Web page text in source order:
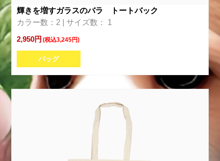
輝きを増すガラスのバラ トートバック
カラー数：2 | サイズ数： 1
2,950円 (税込3,245円)
バッグ